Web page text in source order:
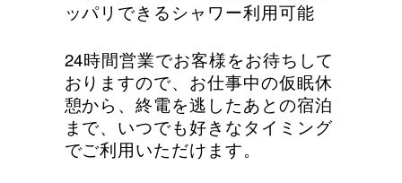
ッパリできるシャワー利用可能
24時間営業でお客様をお待ちして
おりますので、お仕事中の仮眠休
憩から、終電を逃したあとの宿泊
まで、いつでも好きなタイミング
でご利用いただけます。